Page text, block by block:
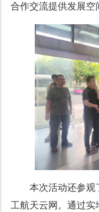
合作交流提供发展空
本次活动还参观
工航天云网。通过实